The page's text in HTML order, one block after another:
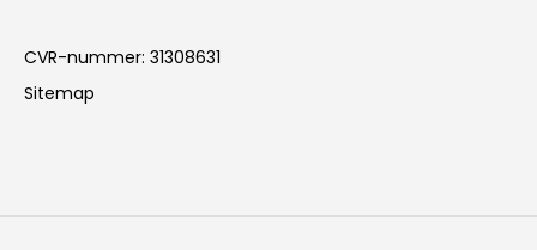
CVR-nummer: 31308631
Sitemap